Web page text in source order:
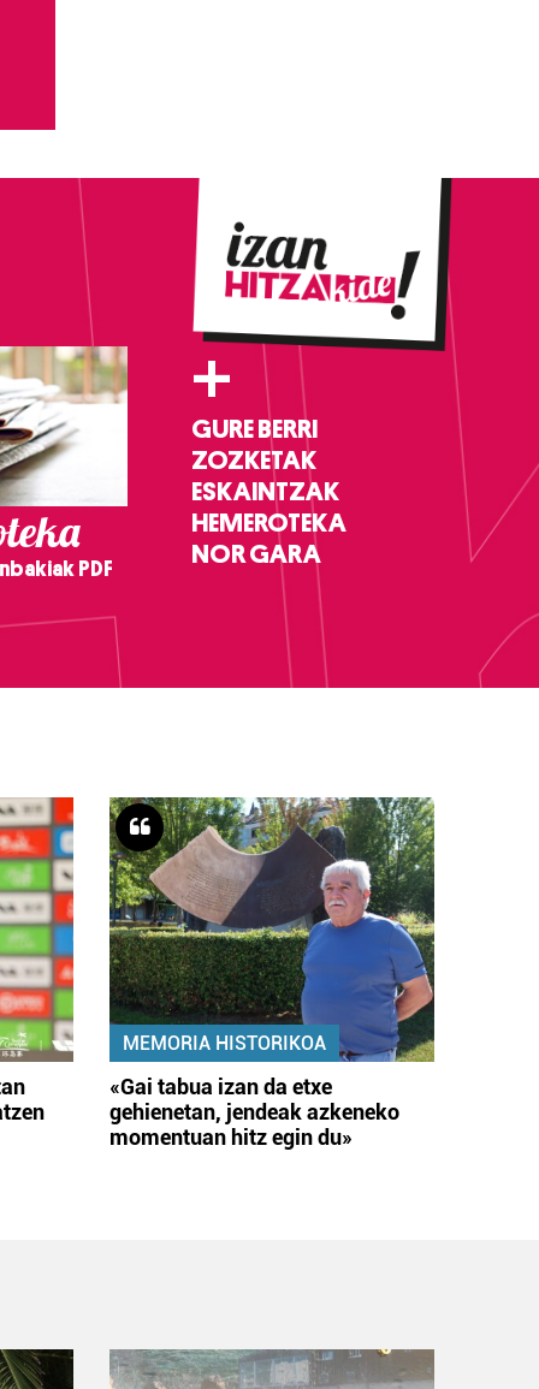
PDF
+
GURE BERRI
ZOZKETAK
ESKAINTZAK
HEMEROTEKA
NOR GARA
MEMORIA HISTORIKOA
«Gai tabua izan da etxe
gehienetan, jendeak azkeneko
momentuan hitz egin du»